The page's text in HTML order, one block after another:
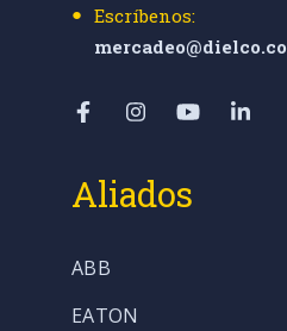
Escríbenos:
mercadeo@dielco.co
Aliados
ABB
EATON